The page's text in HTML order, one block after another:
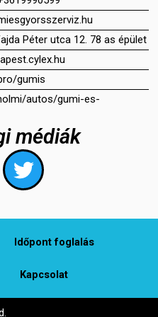
Péter utca 12. 78 as épület
gumis
autos/gumi-es-
médiák
T
w
t
t
r
ldőpont foglalás
Kapcsolat